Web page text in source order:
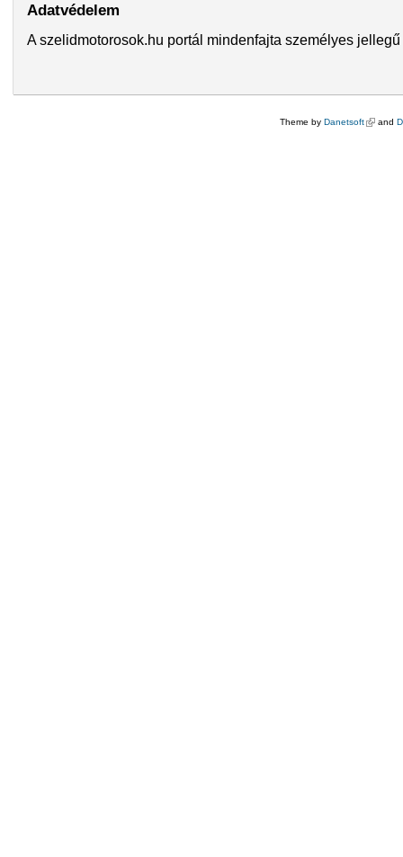
Adatvédelem
A szelidmotorosok.hu portál mindenfajta személyes
Theme by Danetsoft(külső
and